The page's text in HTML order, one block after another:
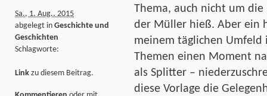
Thema, auch nicht um
der Müller hieß. Aber ein
meinem täglichen
Themen einen Moment
als Splitter –
diese Vorlage die
Sa., 1. Aug.. 2015
abgelegt in Geschichte und
Geschichten
Schlagworte:
Link zu diesem Beitrag.